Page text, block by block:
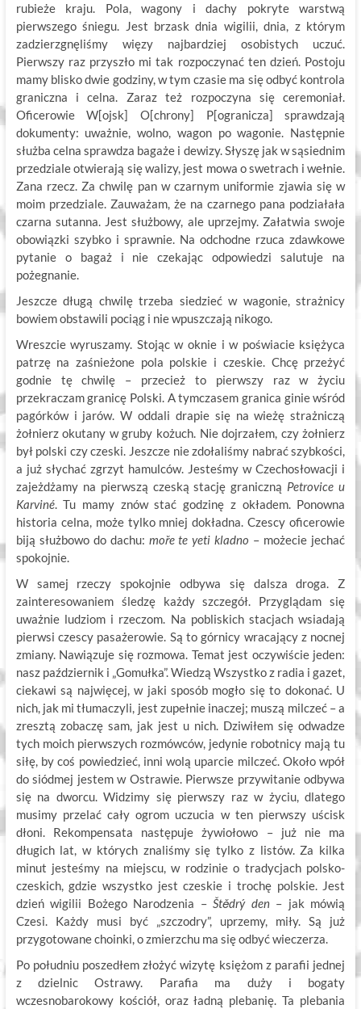
rubieże kraju. Pola, wagony i dachy pokryte warstwą
pierwszego śniegu. Jest brzask dnia wigilii, dnia, z którym
zadzierzgnęliśmy więzy najbardziej osobistych uczuć.
Pierwszy raz przyszło mi tak rozpoczynać ten dzień. Postoju
mamy blisko dwie godziny, w tym czasie ma się odbyć kontrola
graniczna i celna. Zaraz też rozpoczyna się ceremoniał.
Oficerowie W[ojsk] O[chrony] P[ogranicza] sprawdzają
dokumenty: uważnie, wolno, wagon po wagonie. Następnie
służba celna sprawdza bagaże i dewizy. Słyszę jak w sąsiednim
przedziale otwierają się walizy, jest mowa o swetrach i wełnie.
Zana rzecz. Za chwilę pan w czarnym uniformie zjawia się w
moim przedziale. Zauważam, że na czarnego pana podziałała
czarna sutanna. Jest służbowy, ale uprzejmy. Załatwia swoje
obowiązki szybko i sprawnie. Na odchodne rzuca zdawkowe
pytanie o bagaż i nie czekając odpowiedzi salutuje na
pożegnanie.
Jeszcze długą chwilę trzeba siedzieć w wagonie, strażnicy
bowiem obstawili pociąg i nie wpuszczają nikogo.
Wreszcie wyruszamy. Stojąc w oknie i w poświacie księżyca
patrzę na zaśnieżone pola polskie i czeskie. Chcę przeżyć
godnie tę chwilę – przecież to pierwszy raz w życiu
przekraczam granicę Polski. A tymczasem granica ginie wśród
pagórków i jarów. W oddali drapie się na wieżę strażniczą
żołnierz okutany w gruby kożuch. Nie dojrzałem, czy żołnierz
był polski czy czeski. Jeszcze nie zdołaliśmy nabrać szybkości,
a już słychać zgrzyt hamulców. Jesteśmy w Czechosłowacji i
zajeżdżamy na pierwszą czeską stację graniczną Petrovice u
Karviné. Tu mamy znów stać godzinę z okładem. Ponowna
historia celna, może tylko mniej dokładna. Czescy oficerowie
biją służbowo do dachu: moře te yeti kladno – możecie jechać
spokojnie.
W samej rzeczy spokojnie odbywa się dalsza droga. Z
zainteresowaniem śledzę każdy szczegół. Przyglądam się
uważnie ludziom i rzeczom. Na pobliskich stacjach wsiadają
pierwsi czescy pasażerowie. Są to górnicy wracający z nocnej
zmiany. Nawiązuje się rozmowa. Temat jest oczywiście jeden:
nasz październik i „Gomułka”. Wiedzą Wszystko z radia i gazet,
ciekawi są najwięcej, w jaki sposób mogło się to dokonać. U
nich, jak mi tłumaczyli, jest zupełnie inaczej; muszą milczeć – a
zresztą zobaczę sam, jak jest u nich. Dziwiłem się odwadze
tych moich pierwszych rozmówców, jedynie robotnicy mają tu
siłę, by coś powiedzieć, inni wolą uparcie milczeć. Około wpół
do siódmej jestem w Ostrawie. Pierwsze przywitanie odbywa
się na dworcu. Widzimy się pierwszy raz w życiu, dlatego
musimy przelać cały ogrom uczucia w ten pierwszy uścisk
dłoni. Rekompensata następuje żywiołowo – już nie ma
długich lat, w których znaliśmy się tylko z listów. Za kilka
minut jesteśmy na miejscu, w rodzinie o tradycjach polsko-
czeskich, gdzie wszystko jest czeskie i trochę polskie. Jest
dzień wigilii Bożego Narodzenia –Štědrý den– jak mówią
Czesi. Każdy musi być „szczodry”, uprzemy, miły. Są już
przygotowane choinki, o zmierzchu ma się odbyć wieczerza.
Po południu poszedłem złożyć wizytę księżom z parafii jednej
z dzielnic Ostrawy. Parafia ma duży i bogaty
wczesnobarokowy kościół, oraz ładną plebanię. Ta plebania